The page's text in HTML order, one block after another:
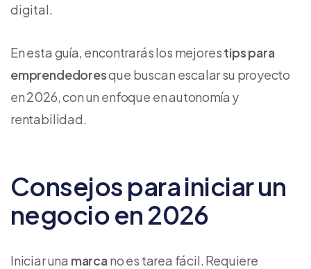
digital.
En esta guía, encontrarás los mejorestips para
emprendedoresque buscan escalar su proyecto
en 2026, con un enfoque en autonomía y
rentabilidad.
Consejos para iniciar un
negocio en 2026
Iniciar una marca no es tarea fácil. Requiere